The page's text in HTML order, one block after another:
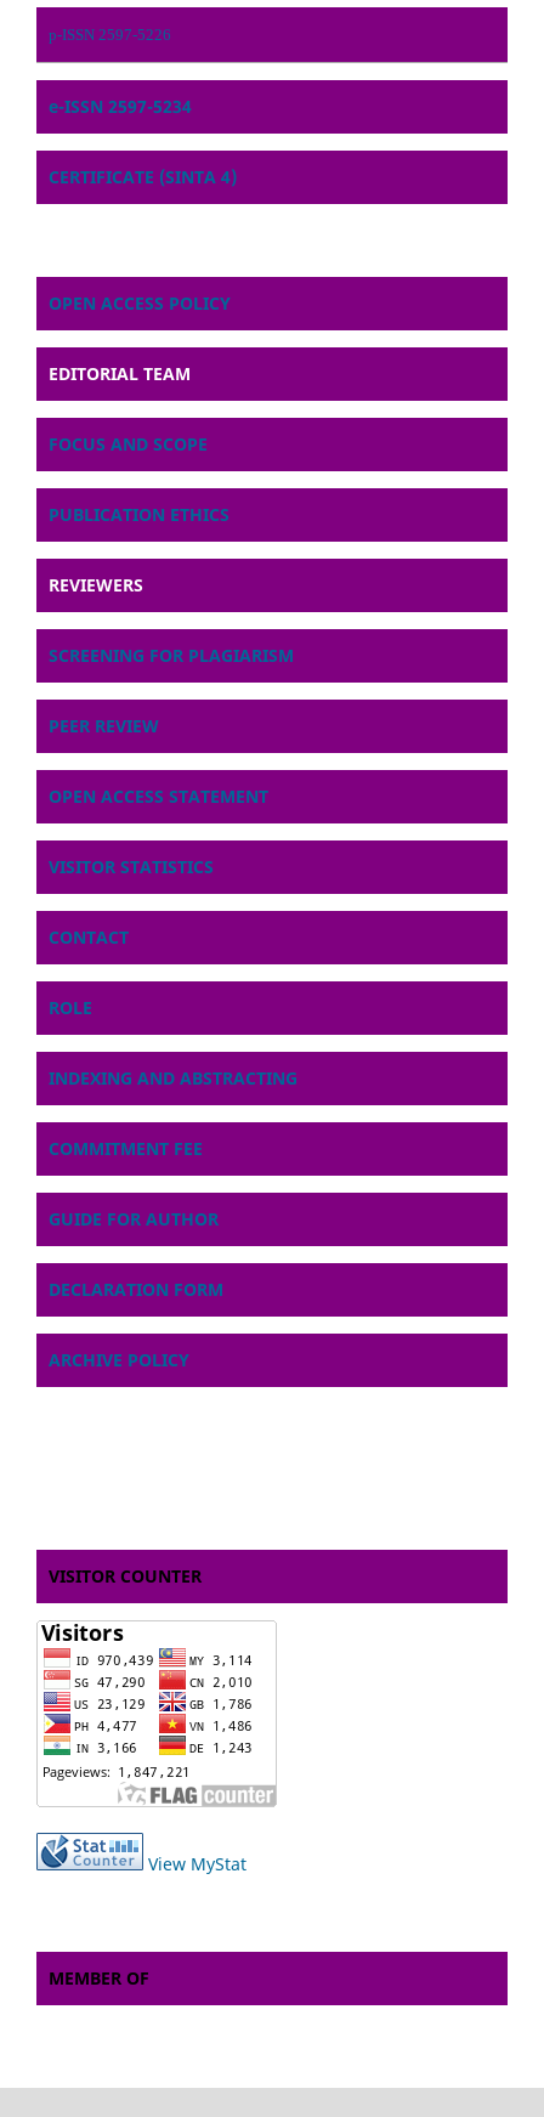
p-ISSN 2597-5226
e-ISSN 2597-5234
CERTIFICATE (SINTA 4)
OPEN ACCESS POLICY
EDITORIAL TEAM
FOCUS AND SCOPE
PUBLICATION ETHICS
REVIEWERS
SCREENING FOR PLAGIARISM
PEER REVIEW
OPEN ACCESS STATEMENT
VISITOR STATISTICS
CONTACT
ROLE
INDEXING AND ABSTRACTING
COMMITMENT FEE
GUIDE FOR AUTHOR
DECLARATION FORM
ARCHIVE POLICY
VISITOR COUNTER
View MyStat
MEMBER OF